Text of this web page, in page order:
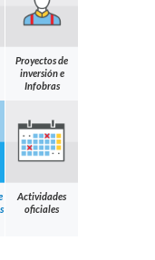
Proyectos de
inversión e
Infobras
Actividades
oficiales